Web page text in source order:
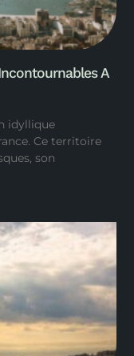
A
idyllique
Ce territoire
son